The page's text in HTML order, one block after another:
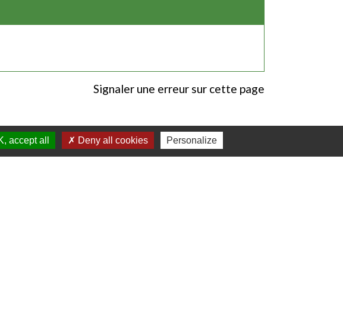
Signaler une erreur sur cette page
accept all Deny all cookies Personalize